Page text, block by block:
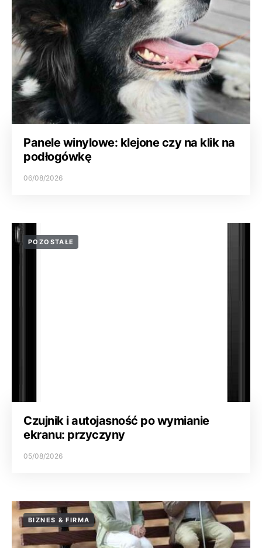
Panele winylowe: klejone czy na klik na
podłogówkę
06/08/2026
POZOSTAŁE
Czujnik i autojasność po wymianie
ekranu: przyczyny
05/08/2026
BIZNES & FIRMA